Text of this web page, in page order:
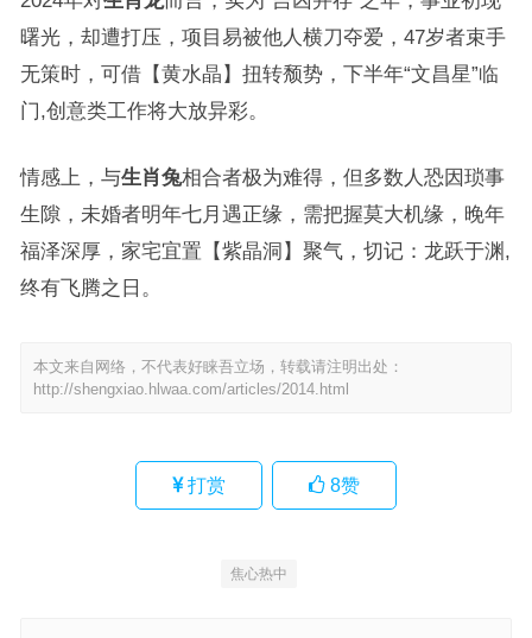
曙光，却遭打压，项目易被他人横刀夺爱，47岁者束手
无策时，可借【黄水晶】扭转颓势，下半年“文昌星”临
门,创意类工作将大放异彩。
情感上，与生肖兔相合者极为难得，但多数人恐因琐事
生隙，未婚者明年七月遇正缘，需把握莫大机缘，晚年
福泽深厚，家宅宜置【紫晶洞】聚气，切记：龙跃于渊,
终有飞腾之日。
本文来自网络，不代表好睐吾立场，转载请注明出处：
http://shengxiao.hlwaa.com/articles/2014.html
打赏 8赞
焦心热中